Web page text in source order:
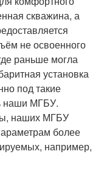
скважина, а
не освоенного
раньше могла
установка
под такие
наши МГБУ.
наших МГБУ
более
например,